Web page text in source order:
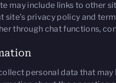
may include links to other
privacy policy and
through chat functions,
personal data that